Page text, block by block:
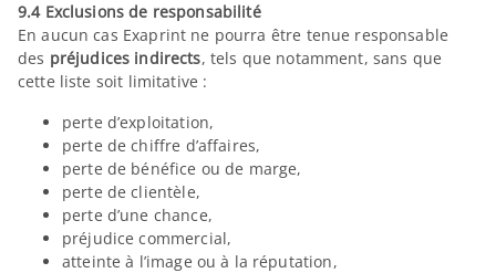
9.4 Exclusions de responsabilité
En aucun cas Exaprint ne pourra être tenue responsable
des préjudices indirects, tels que notamment, sans que
cette liste soit limitative :
perte d’exploitation,
perte de chiffre d’affaires,
perte de bénéfice ou de marge,
perte de clientèle,
perte d’une chance,
préjudice commercial,
atteinte à l’image ou à la réputation,